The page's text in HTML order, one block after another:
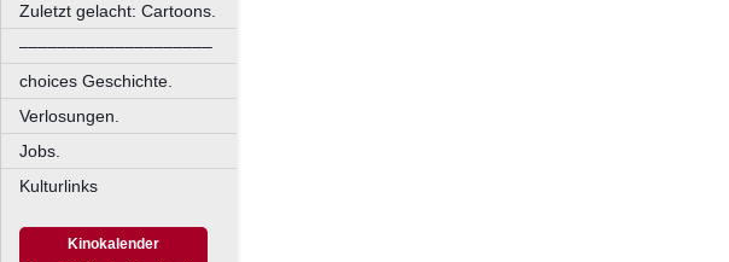
Zuletzt gelacht: Cartoons.
––––––––––––––––––––
choices Geschichte.
Verlosungen.
Jobs.
Kulturlinks
Kinokalender